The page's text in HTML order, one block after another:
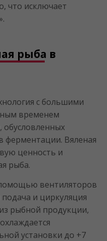
что исключает
рыба в
с большими
временем
обусловленных
ферментации. Вяленая
ценность и
рыба.
вентиляторов
подача и циркуляция
рыбной продукции,
установки до +7